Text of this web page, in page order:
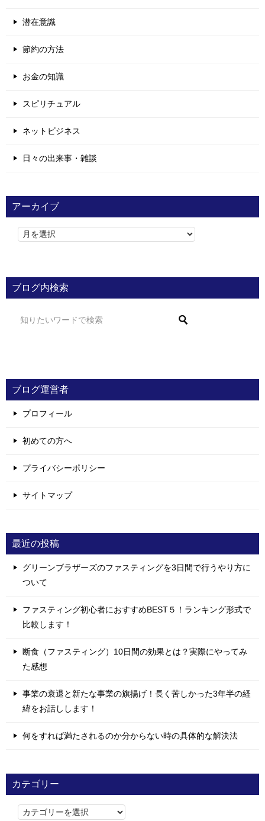
潜在意識
節約の方法
お金の知識
スピリチュアル
ネットビジネス
日々の出来事・雑談
アーカイブ
ブログ内検索
ブログ運営者
プロフィール
初めての方へ
プライバシーポリシー
サイトマップ
最近の投稿
グリーンブラザーズのファスティングを3日間で行うやり方に
ついて
ファスティング初心者におすすめBEST５！ランキング形式で
比較します！
断食（ファスティング）10日間の効果とは？実際にやってみ
た感想
事業の衰退と新たな事業の旗揚げ！長く苦しかった3年半の経
緯をお話しします！
何をすれば満たされるのか分からない時の具体的な解決法
カテゴリー
カ